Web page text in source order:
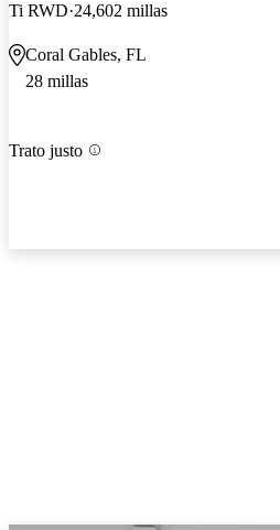
Ti RWD 24,602 millas
Coral Gables, FL
28 millas
Trato justo